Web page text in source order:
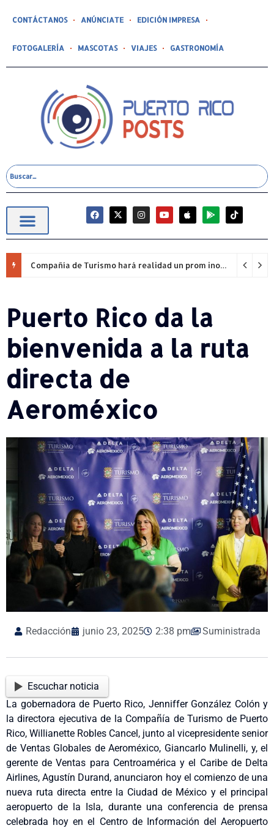
CONTÁCTANOS ANÚNCIATE EDICIÓN IMPRESA
FOTOGALERÍA MASCOTAS VIAJES GASTRONOMÍA
Compañía de Turismo hará realidad un prom inolvidable junto a Jowell para estudiantes de la Escuela Gabriela Mistral
Puerto Rico da la
bienvenida a la ruta
directa de
Aeroméxico
Redacción junio 23, 2025 2:38 pm Suministrada
Escuchar noticia
La gobernadora de Puerto Rico, Jenniffer González Colón y
la directora ejecutiva de la Compañía de Turismo de Puerto
Rico, Willianette Robles Cancel, junto al vicepresidente senior
de Ventas Globales de Aeroméxico, Giancarlo Mulinelli, y, el
gerente de Ventas para Centroamérica y el Caribe de Delta
Airlines, Agustín Durand, anunciaron hoy el comienzo de una
nueva ruta directa entre la Ciudad de México y el principal
aeropuerto de la Isla, durante una conferencia de prensa
celebrada hoy en el Centro de Información del Aeropuerto